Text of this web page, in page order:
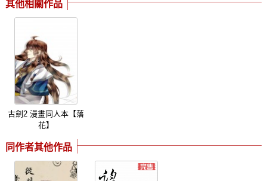
其他相關作品
古劍2 漫畫同人本【落
花】
同作者其他作品